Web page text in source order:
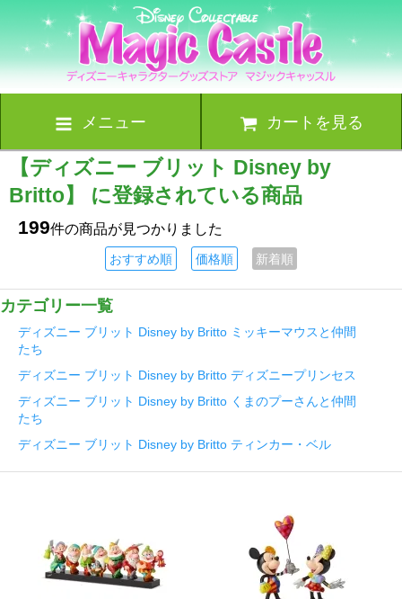
メニュー カートを見る
【ディズニー ブリット Disney by
Britto】 に登録されている商品
199件の商品が見つかりました
おすすめ順 価格順 新着順
カテゴリー一覧
ディズニー ブリット Disney by Britto ミッキーマウスと仲間
たち
ディズニー ブリット Disney by Britto ディズニープリンセス
ディズニー ブリット Disney by Britto くまのプーさんと仲間
たち
ディズニー ブリット Disney by Britto ティンカー・ベル